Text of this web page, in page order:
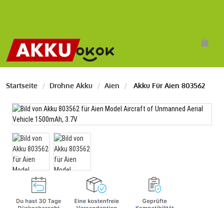
Startseite Drohne Akku Aien Akku Für Aien 803562